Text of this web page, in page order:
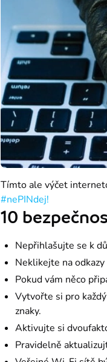
#nePINdej!
10
Nepřihlašujte se k
Neklikejte na
Pokud vám něco
Vytvořte si pro
znaky.
Aktivujte si
Pravidelně